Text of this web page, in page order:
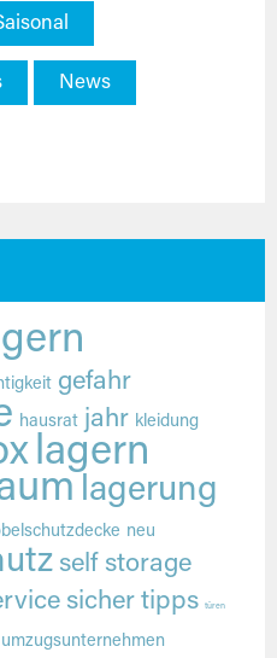
News
gefahr
hausrat jahr kleidung
lagern
lagerung
neu
self storage
sicher tipps türen
umzugsunternehmen